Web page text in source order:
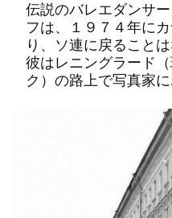
伝説のバレエダンサ
フは、１９７４年に
り、ソ連に戻ること
彼はレニングラード
ク）の路上で写真家